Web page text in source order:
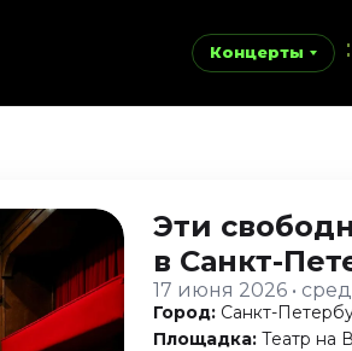
Концерты
Эти
в Санкт-
17 июня 2026 •
Город: Санкт-
Площадка: Театр на